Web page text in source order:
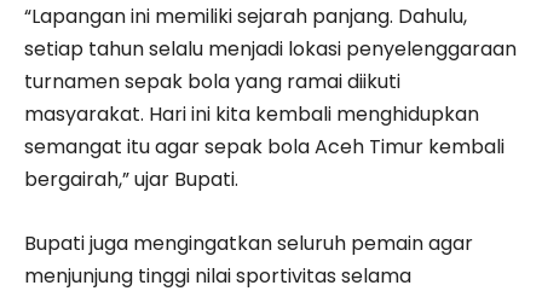
“Lapangan ini memiliki sejarah panjang. Dahulu,
setiap tahun selalu menjadi lokasi penyelenggaraan
turnamen sepak bola yang ramai diikuti
masyarakat. Hari ini kita kembali menghidupkan
semangat itu agar sepak bola Aceh Timur kembali
bergairah,” ujar Bupati.
Bupati juga mengingatkan seluruh pemain agar
menjunjung tinggi nilai sportivitas selama